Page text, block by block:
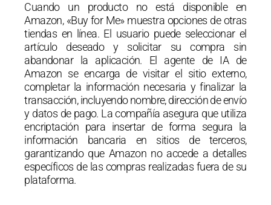
Cuando un producto no está disponible en
Amazon, «Buy for Me» muestra opciones de otras
tiendas en línea. El usuario puede seleccionar el
artículo deseado y solicitar su compra sin
abandonar la aplicación.
El agente de IA de
Amazon se encarga de visitar el sitio externo,
completar la información necesaria y finalizar la
transacción, incluyendo nombre, dirección de envío
y datos de pago. La compañía asegura que utiliza
encriptación para insertar de forma segura la
información bancaria en sitios de terceros,
garantizando que Amazon no accede a detalles
específicos de las compras realizadas fuera de su
plataforma.